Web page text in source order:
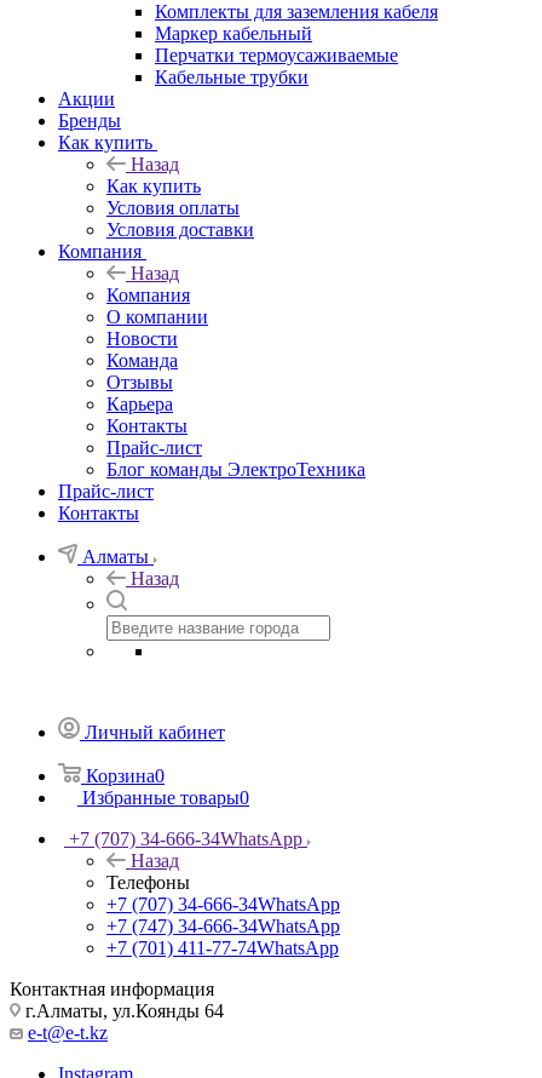
Комплекты для заземления кабеля
Маркер кабельный
Перчатки термоусаживаемые
Кабельные трубки
Акции
Бренды
Как купить
Назад
Как купить
Условия оплаты
Условия доставки
Компания
Назад
Компания
О компании
Новости
Команда
Отзывы
Карьера
Контакты
Прайс-лист
Блог команды ЭлектроТехника
Прайс-лист
Контакты
Алматы
Назад
Личный кабинет
Корзина0
Избранные товары0
+7 (707) 34-666-34WhatsApp
Назад
Телефоны
+7 (707) 34-666-34WhatsApp
+7 (747) 34-666-34WhatsApp
+7 (701) 411-77-74WhatsApp
Контактная информация
г.Алматы, ул.Коянды 64
e-t@e-t.kz
Instagram